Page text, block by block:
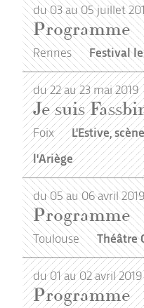
du 03 au 05 juillet
Programme
Rennes Festival
du 22 au 23 mai 2019
Je suis
Foix
L'Estive,
l'Ariège
du 05 au 06 avril
Programme
Toulouse Théâtre
du 01 au 02 avril 2019
Programme